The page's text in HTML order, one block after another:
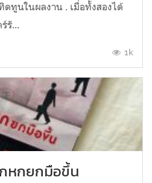
ดทูนในผลงาน . เมื่อทั้งสองได้
รั...
1k
กหกยกมือขึ้น